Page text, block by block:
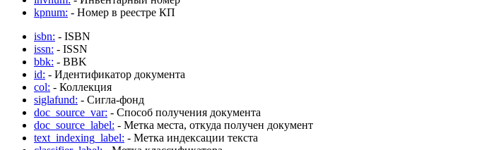
kpnum: - Номер в реестре КП
isbn: - ISBN
issn: - ISSN
bbk: - BBK
id: - Идентификатор документа
col: - Коллекция
siglafund: - Сигла-фонд
doc_source_var: - Способ получения документа
doc_source_label: - Метка места, откуда получен документ
text_indexing_label: - Метка индексации текста